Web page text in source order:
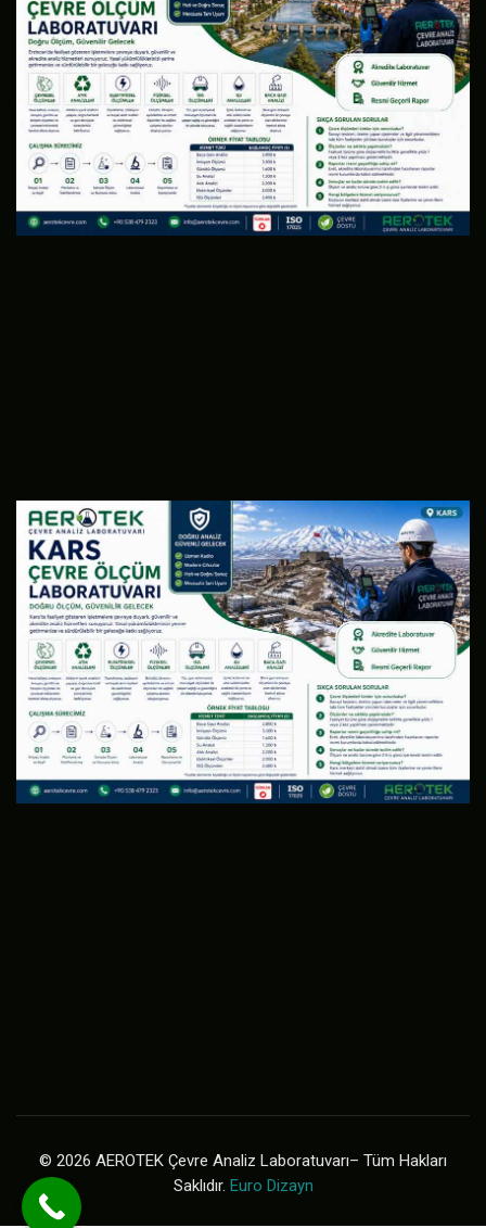
© 2026 AEROTEK Çevre Analiz Laboratuvarı– Tüm Hakları
Saklıdır. Euro Dizayn